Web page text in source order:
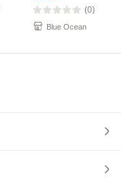
(0)
Blue Ocean